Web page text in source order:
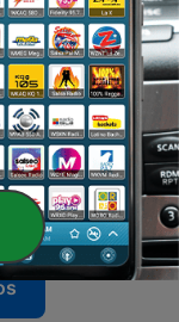
2) Die
Diese Episode aus der Reihe „Ein Frauenleben in der Nachkriegszeit“ erzählt die Lebensgeschichte von Dorle Meyer, einer Überlebenden der Bombardierung Dresdens, die nach Frankfurt zog. Der Bericht beleuchtet ihre berufliche Entwicklung als Sekretärin in den 1950er Jahren, die spezifischen gesellschaftlichen Anforderungen an diesen Beruf sowie die prekären Wohnverhältnisse der Nachkriegszeit. Zudem thematisiert die Folge die soziopolitischen Veränderungen der frühen Bundesrepublik, von der rechtlichen Durchsetzung der Gleichberechtigung durch Elisabeth Selbert bis hin zu den kulturellen Spannungen durch Beziehungen zu US-Besatzungssoldaten. Die Erzählung verbindet persönliche Erinnerungen an den wirtschaftlichen Aufschwung und die Rückkehr zur familiären Stabilität mit den tieferliegenden gesellschaftlichen Umbrüchen der Ära.
eine
Diese Episode beleuchtet die historische Entstehung und globale Ausbreitung des Kindergartens, ausgehend von Friedrich Fröbels radikaler pädagogischer Idee im Jahr 1840. Der Bericht verfolgt den Weg von der thüringischen Gründung über das politische Verbot in Preußen bis hin zur Etablierung in den Vereinigten Staaten durch deutsche Einwanderer wie Margarete Meyer-Schurz. Dabei wird aufgezeigt, wie aus einem Konzept, das auf spielerischem Lernen und Naturbeobachtung basiert, eine internationale Bildungsbewegung wurde, die auch Frauen neue berufliche Perspektiven eröffnete.